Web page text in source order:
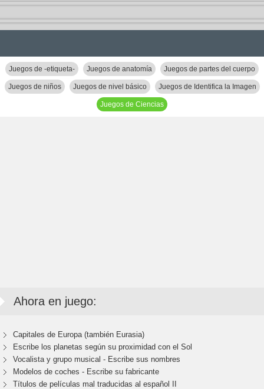
Juegos de -etiqueta- Juegos de anatomía Juegos de partes del cuerpo
Juegos de niños Juegos de nivel básico Juegos de Identifica la Imagen
Juegos de Ciencias
Ahora en juego:
Capitales de Europa (también Eurasia)
Escribe los planetas según su proximidad con el Sol
Vocalista y grupo musical - Escribe sus nombres
Modelos de coches - Escribe su fabricante
Títulos de películas mal traducidas al español II